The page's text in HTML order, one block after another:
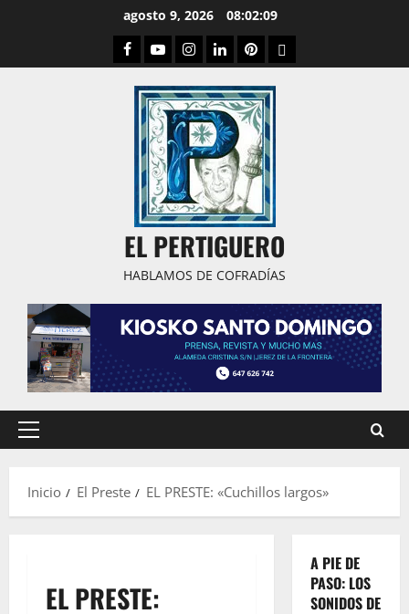
agosto 9, 2026 08:02:10
Facebook
YoutubeInstagram
LinkedPinterestDribbble
EL PERTIGUERO
HABLAMOS DE COFRADÍAS
Menú
Inicio
El Preste EL PRESTE: «Cuchillos largos»
EL PRESTE:
A PIE DE
PASO: LOS
SONIDOS DE